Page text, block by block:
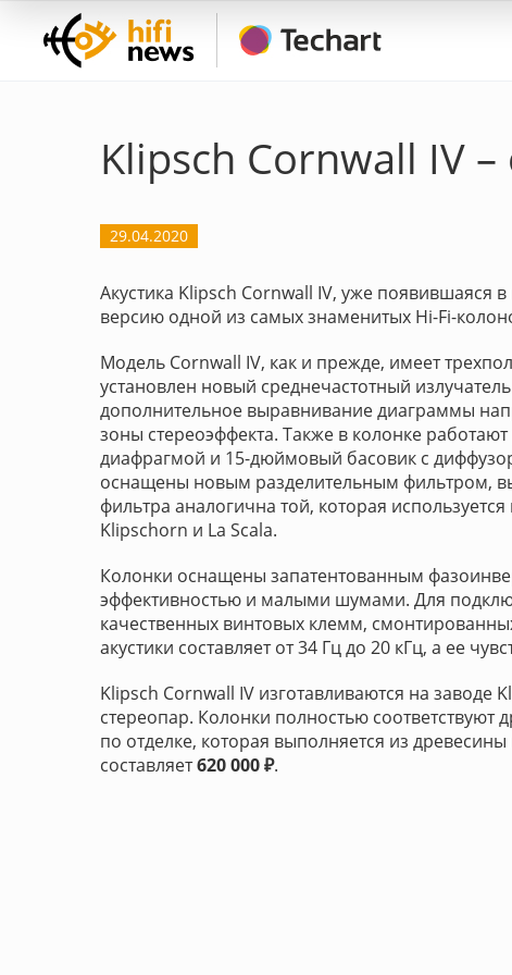
Klipsch Cornwall IV
29.04.2020
Акустика Klipsch Cornwall IV, уже появившаяся
версию одной из самых знаменитых Hi-Fi-
Модель Cornwall IV, как и прежде, имеет
установлен новый среднечастотный
дополнительное выравнивание диаграммы
зоны стереоэффекта. Также в колонке
диафрагмой и 15-дюймовый басовик с
оснащены новым разделительным фильтром,
фильтра аналогична той, которая
Klipschorn и La Scala.
Колонки оснащены запатентованным
эффективностью и малыми шумами. Для
качественных винтовых клемм,
акустики составляет от 34 Гц до 20 кГц, а ее
Klipsch Cornwall IV изготавливаются на заводе
стереопар. Колонки полностью соответствуют
по отделке, которая выполняется из
составляет620 000 ₽.